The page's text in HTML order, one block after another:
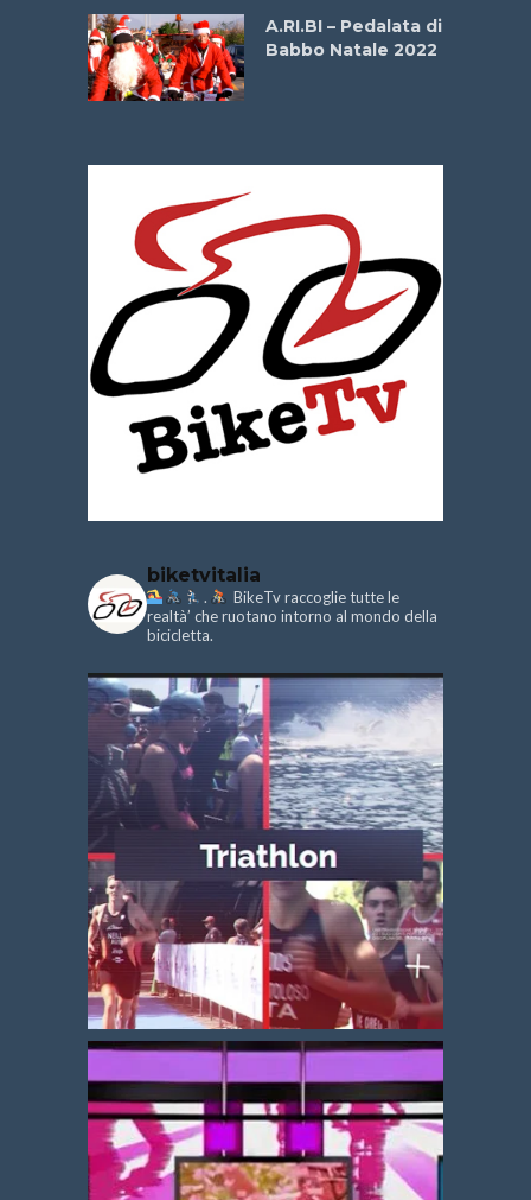
A.RI.BI – Pedalata di
Babbo Natale 2022
biketvitalia
.
BikeTv raccoglie tutte le
realtà’ che ruotano intorno al mondo della
bicicletta.